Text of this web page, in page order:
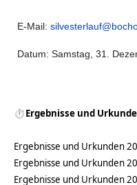
E-Mail:
Datum: Samstag, 31.
⏱Ergebnisse und
Ergebnisse und Urkunden
Ergebnisse und Urkunden
Ergebnisse und Urkunden